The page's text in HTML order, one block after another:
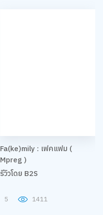
Fa(ke)mily : เฟคแฟม (
Mpreg )
รีวิวโดย B2S
1411